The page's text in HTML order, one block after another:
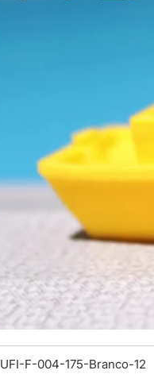
UFI-F-004-175-Branco-12